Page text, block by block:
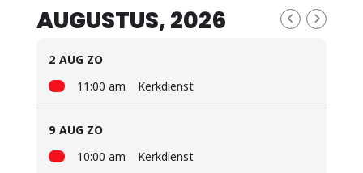
AUGUSTUS, 2026
2 AUG ZO
11:00 am
Kerkdienst
9 AUG ZO
10:00 am
Kerkdienst